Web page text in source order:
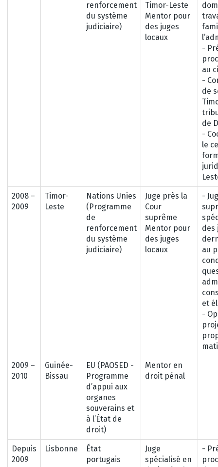
renforcement
du système
judiciaire)
Timor-Leste
Mentor pour
des juges
locaux
-
au
-
de
de
-
le
2008 –
2009
Timor-
Leste
Nations Unies
(Programme
de
renforcement
du système
judiciaire)
Juge près la
Cour
suprême
Mentor pour
des juges
locaux
-
des
au
et
-
2009 –
2010
Guinée-
Bissau
EU (PAOSED -
Programme
d’appui aux
organes
souverains et
à l’État de
droit)
Mentor en
droit pénal
Depuis
2009
Lisbonne
État
portugais
Juge
spécialisé en
-